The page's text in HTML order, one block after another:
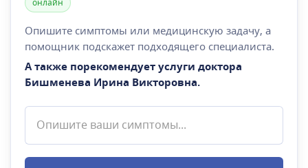
онлайн
Опишите симптомы или медицинскую задачу, а
помощник подскажет подходящего специалиста.
А также порекомендует услуги доктора
Бишменева Ирина Викторовна.